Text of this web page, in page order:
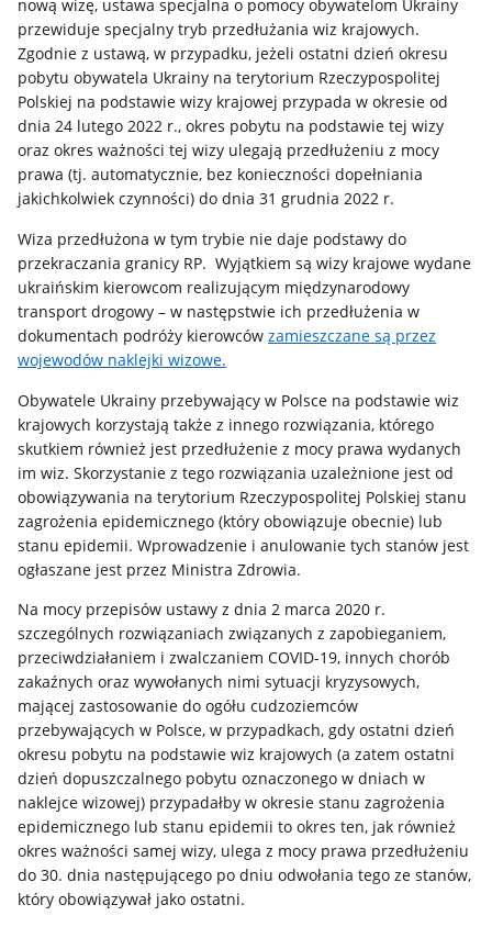
nową wizę, ustawa specjalna o pomocy obywatelom Ukrainy
przewiduje specjalny tryb przedłużania wiz krajowych.
Zgodnie z ustawą, w przypadku, jeżeli ostatni dzień okresu
pobytu obywatela Ukrainy na terytorium Rzeczypospolitej
Polskiej na podstawie wizy krajowej przypada w okresie od
dnia 24 lutego 2022 r., okres pobytu na podstawie tej wizy
oraz okres ważności tej wizy ulegają przedłużeniu z mocy
prawa (tj. automatycznie, bez konieczności dopełniania
jakichkolwiek czynności) do dnia 31 grudnia 2022 r.
Wiza przedłużona w tym trybie nie daje podstawy do
przekraczania granicy RP. Wyjątkiem są wizy krajowe wydane
ukraińskim kierowcom realizującym międzynarodowy
transport drogowy – w następstwie ich przedłużenia w
dokumentach podróży kierowcówzamieszczane są przez
wojewodów naklejki wizowe.
Obywatele Ukrainy przebywający w Polsce na podstawie wiz
krajowych korzystają także z innego rozwiązania, którego
skutkiem również jest przedłużenie z mocy prawa wydanych
im wiz. Skorzystanie z tego rozwiązania uzależnione jest od
obowiązywania na terytorium Rzeczypospolitej Polskiej stanu
zagrożenia epidemicznego (który obowiązuje obecnie) lub
stanu epidemii. Wprowadzenie i anulowanie tych stanów jest
ogłaszane jest przez Ministra Zdrowia.
Na mocy przepisów ustawy z dnia 2 marca 2020 r.
szczególnych rozwiązaniach związanych z zapobieganiem,
przeciwdziałaniem i zwalczaniem COVID-19, innych chorób
zakaźnych oraz wywołanych nimi sytuacji kryzysowych,
mającej zastosowanie do ogółu cudzoziemców
przebywających w Polsce, w przypadkach, gdy ostatni dzień
okresu pobytu na podstawie wiz krajowych (a zatem ostatni
dzień dopuszczalnego pobytu oznaczonego w dniach w
naklejce wizowej) przypadałby w okresie stanu zagrożenia
epidemicznego lub stanu epidemii to okres ten, jak również
okres ważności samej wizy, ulega z mocy prawa przedłużeniu
do 30. dnia następującego po dniu odwołania tego ze stanów,
który obowiązywał jako ostatni.